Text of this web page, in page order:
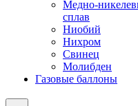
Медно-
сплав
Ниобий
Нихром
Свинец
Молибден
Газовые баллоны